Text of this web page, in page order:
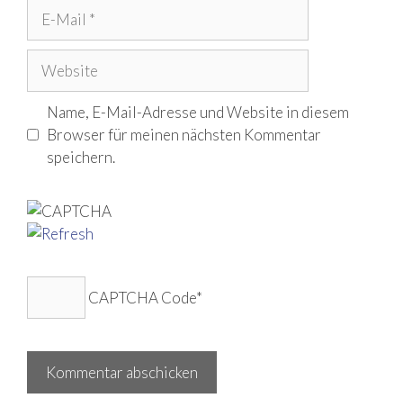
Mail
Name, E-Mail-Adresse und Website in diesem
Browser für meinen nächsten Kommentar
speichern.
CAPTCHA Code*